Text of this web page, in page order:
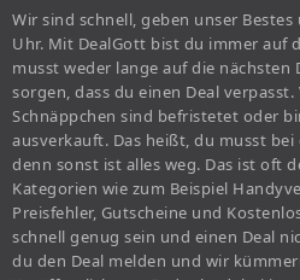
Wir sind schnell, geben unser
Uhr. Mit DealGott bist du immer auf
musst weder lange auf die nächsten
sorgen, dass du einen Deal
Schnäppchen sind befristetet oder
ausverkauft. Das heißt, du musst bei
denn sonst ist alles weg. Das ist oft
Kategorien wie zum Beispiel
Preisfehler, Gutscheine und
schnell genug sein und einen Deal
du den Deal melden und wir